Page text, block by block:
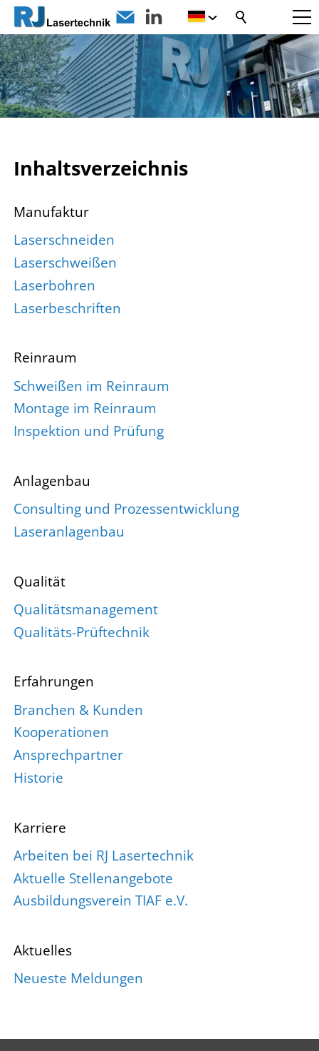
Inhaltsverzeichnis
Manufaktur
Laserschneiden
Laserschweißen
Laserbohren
Laserbeschriften
Reinraum
Schweißen im Reinraum
Montage im Reinraum
Inspektion und Prüfung
Anlagenbau
Consulting und Prozessentwicklung
Laseranlagenbau
Qualität
Qualitätsmanagement
Qualitäts-Prüftechnik
Erfahrungen
Branchen & Kunden
Kooperationen
Ansprechpartner
Historie
Karriere
Arbeiten bei RJ Lasertechnik
Aktuelle Stellenangebote
Ausbildungsverein TIAF e.V.
Aktuelles
Neueste Meldungen